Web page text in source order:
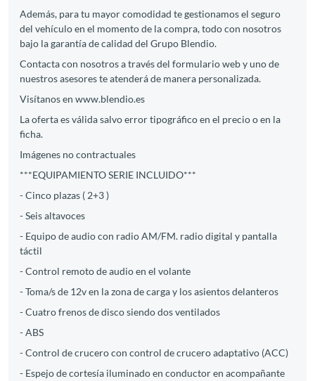
Además, para tu mayor comodidad te gestionamos el seguro
del vehículo en el momento de la compra, todo con nosotros
bajo la garantía de calidad del Grupo Blendio.
Contacta con nosotros a través del formulario web y uno de
nuestros asesores te atenderá de manera personalizada.
Visítanos en www.blendio.es
La oferta es válida salvo error tipográfico en el precio o en la
ficha.
Imágenes no contractuales
***EQUIPAMIENTO SERIE INCLUIDO***
- Cinco plazas ( 2+3 )
- Seis altavoces
- Equipo de audio con radio AM/FM. radio digital y pantalla
táctil
- Control remoto de audio en el volante
- Toma/s de 12v en la zona de carga y los asientos delanteros
- Cuatro frenos de disco siendo dos ventilados
- ABS
- Control de crucero con control de crucero adaptativo (ACC)
- Espejo de cortesía iluminado en conductor en acompañante